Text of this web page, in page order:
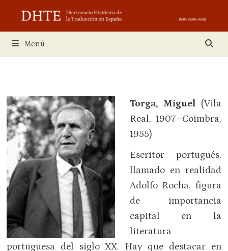
contenido
Menú
Torga, Miguel (Vila
Real, 1907–Coimbra,
1955)
Escritor portugués,
llamado en realidad
Adolfo Rocha, figura
de importancia
capital en la
literatura
portuguesa del siglo XX. Hay que destacar en